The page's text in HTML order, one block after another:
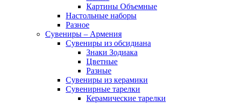
Картины Объемные
Настольные наборы
Разное
Сувениры – Армения
Сувениры из обсидиана
Знаки Зодиака
Цветные
Разные
Сувениры из керамики
Сувенирные тарелки
Керамические тарелки